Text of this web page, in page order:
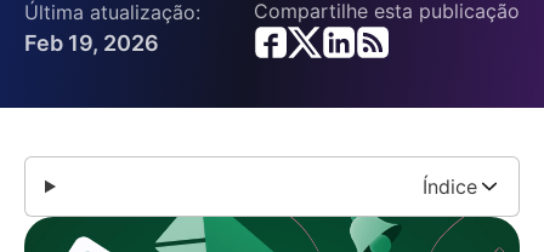
Última atualização:
Feb 19, 2026
Compartilhe esta publicação
Índice